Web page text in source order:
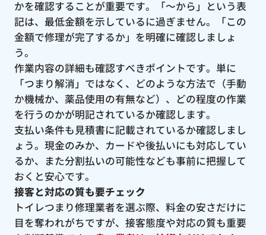
かを確認することが重要です。「〜から」という表
記は、最低金額を示しているに過ぎません。「この
金額で修理が完了するか」を明確に確認しましょ
う。
作業内容の詳細も確認すべきポイントです。単に
「つまり解消」ではなく、どのような方法で（手動
か機械か、薬品使用の有無など）、どの程度の作業
を行うのかが明記されているか確認します。
支払い条件も見積書に記載されているか確認しまし
ょう。現金のみか、カードや後払いにも対応してい
るか、また分割払いの可能性なども事前に把握して
おくと安心です。
接客と対応の質も要チェック
トイレつまり修理業者を選ぶ際、料金の安さだけに
目を奪われがちですが、接客態度や対応の質も重要